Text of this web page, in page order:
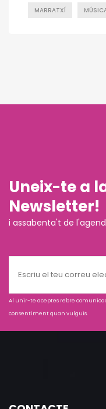
MARRATXÍ
Uneix-te a
Newsletter!
i assabenta't de
Al unir-te aceptes rebre
consentiment quan vulguis.